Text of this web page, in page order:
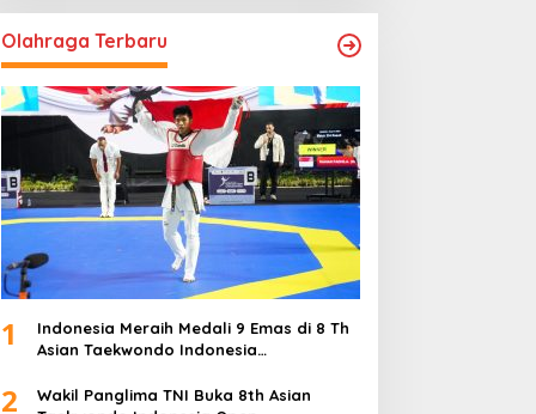
Olahraga Terbaru
1
Indonesia Meraih Medali 9 Emas di 8 Th
Asian Taekwondo Indonesia
2
Wakil Panglima TNI Buka 8th Asian